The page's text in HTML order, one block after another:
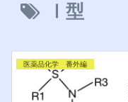
Ⅰ型
医薬品化学 番外編